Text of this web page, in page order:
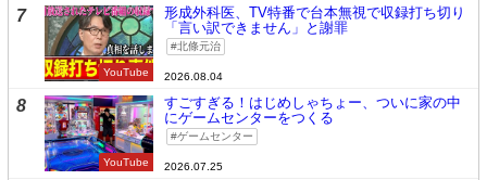
7
YouTube
形成外科医、TV特番で台本無視で収録打ち切り
「言い訳できません」と謝罪
北條元治
2026.08.04
8
YouTube
すごすぎる！はじめしゃちょー、ついに家の中
にゲームセンターをつくる
ゲームセンター
2026.07.25